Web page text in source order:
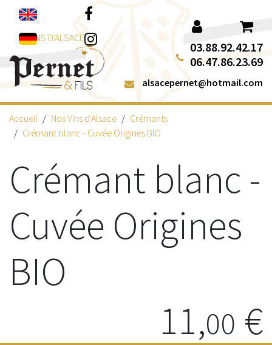
Aller au contenu
VINS D'ALSACE
03.88.92.42.17
06.47.86.23.69
alsacepernet@hotmail.com
Accueil Nos Vins d'Alsace
Crémants
Crémant blanc - Cuvée Origines BIO
Crémant blanc -
Cuvée Origines
BIO
11,00 €
Facebook
Instagram